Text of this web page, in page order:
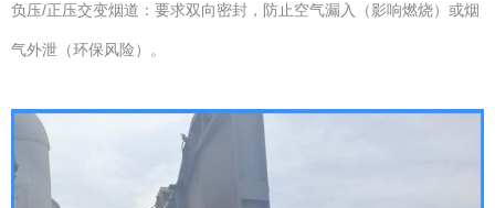
负压/正压交变烟道：要求双向密封，防止空气漏入（影响燃烧）或烟
气外泄（环保风险）。